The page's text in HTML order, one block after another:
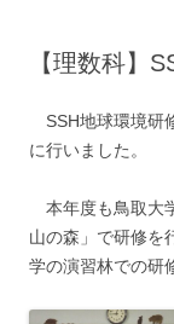
【理数科】
SSH地球環境研
に行いました。
本年度も鳥取大
山の森」で研修を
学の演習林での研